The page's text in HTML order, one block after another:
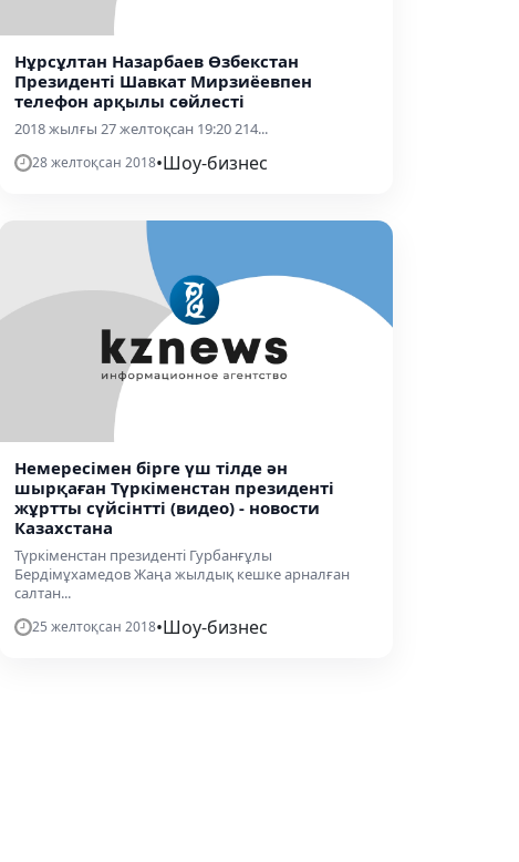
Нұрсұлтан Назарбаев Өзбекстан
Президенті Шавкат Мирзиёевпен
телефон арқылы сөйлесті
2018 жылғы 27 желтоқсан 19:20 214...
28 желтоқсан 2018•Шоу-бизнес
Немересімен бірге үш тілде ән
шырқаған Түркіменстан президенті
жұртты сүйсінтті (видео) - новости
Казахстана
Түркіменстан президенті Гурбанғұлы
Бердімұхамедов Жаңа жылдық кешке арналған
салтан...
25 желтоқсан 2018•Шоу-бизнес